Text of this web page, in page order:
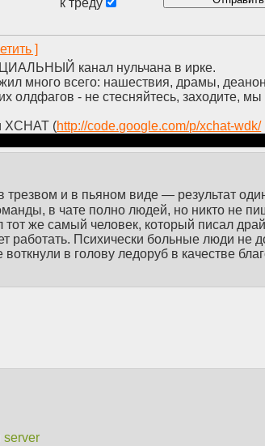
канал нульчана в ирке.
много всего: нашествия, драмы,
олдфагов - не стесняйтесь, заходите,
XCHAT (http://code.google.com/p/xchat-wdk/
и в пьяном виде — результат
в чате полно людей, но никто не
же самый человек, который писал
работать. Психически больные люди не
в голову ледоруб в качестве
server